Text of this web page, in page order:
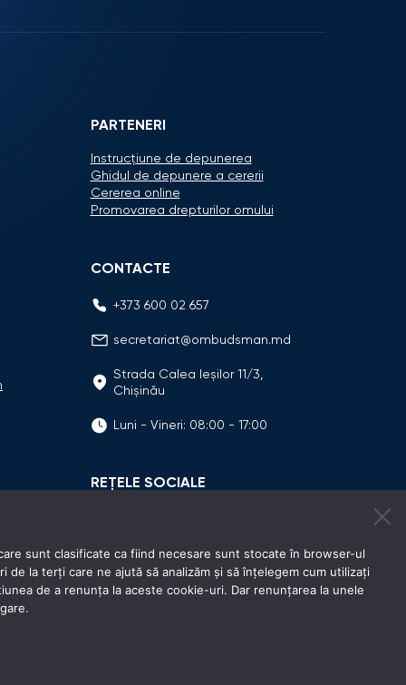
PARTENERI
Instrucțiune de depunerea
Ghidul de depunere a cererii
Cererea online
Promovarea drepturilor omului
CONTACTE
+373 600 02 657
secretariat@ombudsman.md
Strada Calea Ieşilor 11/3,
Chişinău
Luni - Vineri: 08:00 - 17:00
REȚELE SOCIALE
sunt clasificate ca fiind necesare sunt stocate în browser-ul
la terți care ne ajută să analizăm și să înțelegem cum utilizați
de a renunța la aceste cookie-uri. Dar renunțarea la unele